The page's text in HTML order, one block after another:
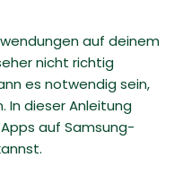
auf deinem
nicht richtig
es notwendig sein,
In dieser Anleitung
auf Samsung-